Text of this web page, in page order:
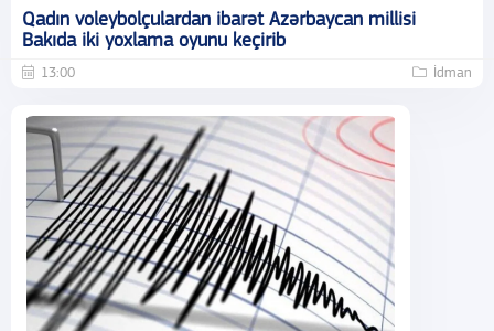
Qadın voleybolçulardan ibarət Azərbaycan millisi
Bakıda iki yoxlama oyunu keçirib
13:00 İdman